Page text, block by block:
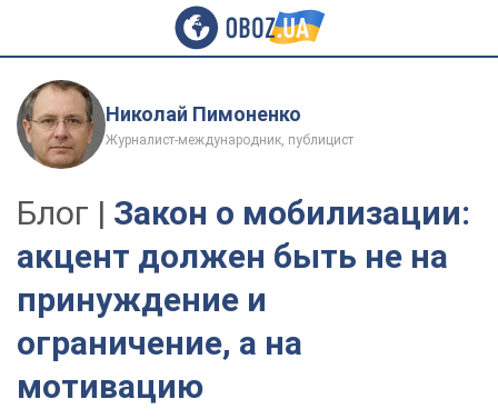
Николай Пимоненко
Журналист-международник, публицист
Блог | Закон о мобилизации:
акцент должен быть не на
принуждение и
ограничение, а на
мотивацию